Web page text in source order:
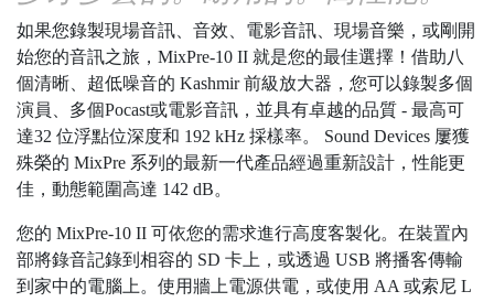
如果您錄製現場音訊、音效、電影音訊、現場音樂，或剛開
始您的音訊之旅，MixPre-10 II 就是您的最佳選擇！借助八
個清晰、超低噪音的 Kashmir 前級放大器，您可以錄製多個
演員、多個Pocast或電影音訊，並具有卓越的品質 - 最高可
達32 位浮點位深度和 192 kHz 採樣率。 Sound Devices 屢獲
殊榮的 MixPre 系列的最新一代產品經過重新設計，性能更
佳，動態範圍高達 142 dB。
您的 MixPre-10 II 可依您的需求進行高度客製化。在裝置內
部將錄音記錄到相容的 SD 卡上，或透過 USB 將播客傳輸
到家中的電腦上。使用牆上電源供電，或使用 AA 或索尼 L